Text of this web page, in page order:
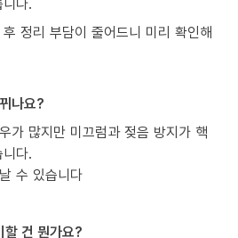
정리 부담이 줄어드니 미리 확인해
나요?
가 많지만 미끄럼과 젖음 방지가 핵
다.
수 있습니다
건 뭔가요?